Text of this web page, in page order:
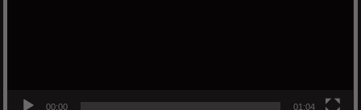
00:00 01:04